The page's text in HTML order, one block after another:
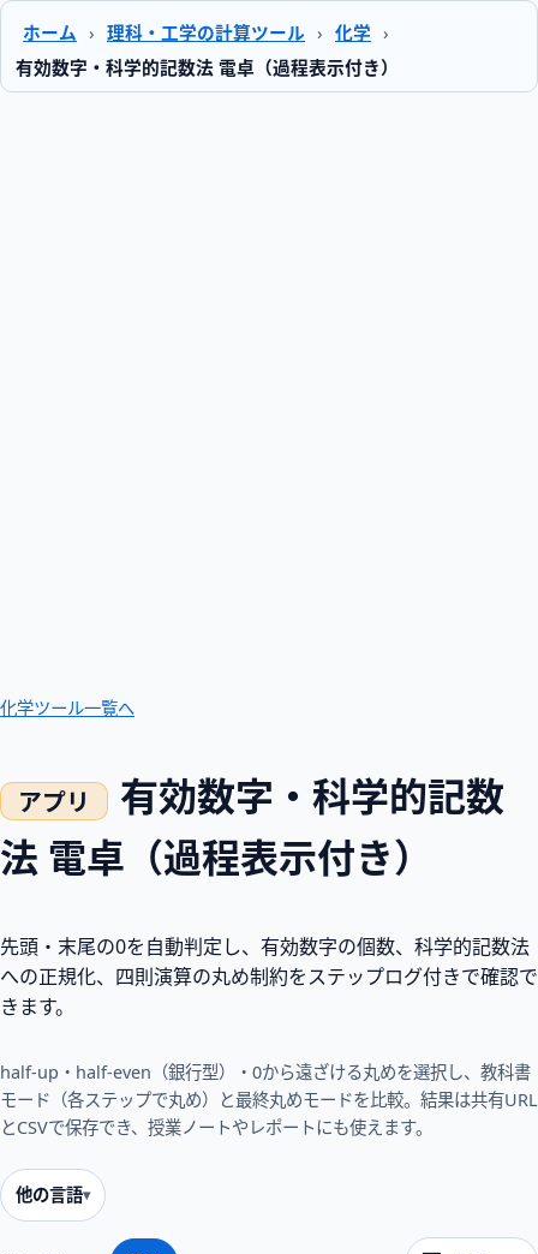
ホーム › 理科・工学の計算ツール › 化学 ›
有効数字・科学的記数法 電卓（過程表示付き）
化学ツール一覧へ
有効数字・科学的記数
法 電卓（過程表示付き）
先頭・末尾の0を自動判定し、有効数字の個数、科学的記数法
への正規化、四則演算の丸め制約をステップログ付きで確認で
きます。
half-up・half-even（銀行型）・0から遠ざける丸めを選択し、教科書
モード（各ステップで丸め）と最終丸めモードを比較。結果は共有URL
とCSVで保存でき、授業ノートやレポートにも使えます。
他の言語